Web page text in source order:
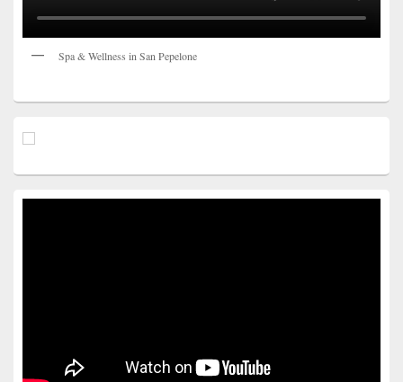
Spa & Wellness in San Pepelone